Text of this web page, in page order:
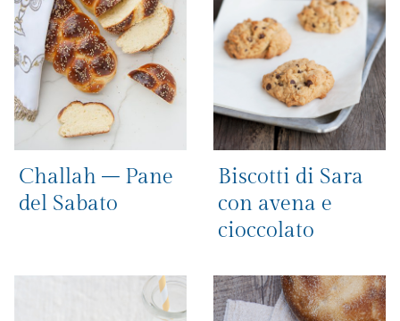
Challah – Pane
del Sabato
Biscotti di Sara
con avena e
cioccolato